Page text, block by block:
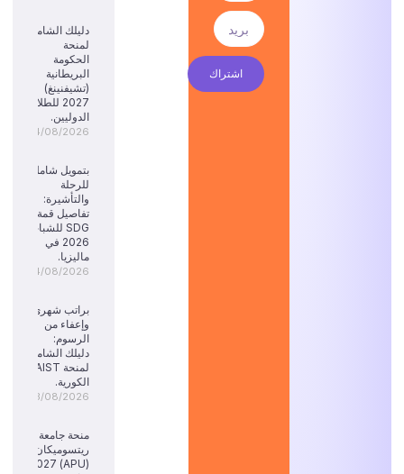
اشتراك
دليلك الشامل
لمنحة
الحكومة
البريطانية
(تشيفنينغ)
2027 للطلاب
الدوليين.
04/08/2026
بتمويل شامل
للرحلة
والتأشيرة:
تفاصيل قمة
SDG للشباب
2026 في
ماليزيا.
04/08/2026
براتب شهري
وإعفاء من
الرسوم:
دليلك الشامل
لمنحة KAIST
الكورية.
03/08/2026
منحة جامعة
ريتسوميكان
(APU) 2027: